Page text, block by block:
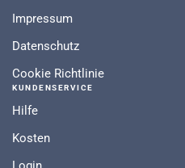
Impressum
Datenschutz
Cookie Richtlinie
KUNDENSERVICE
Hilfe
Kosten